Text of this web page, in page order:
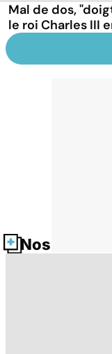
Mal de dos,
le roi Charles III
Nos fiches